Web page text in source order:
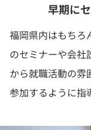
早期に
福岡県内はもちろ
のセミナーや会社
から就職活動の雰
参加するように指